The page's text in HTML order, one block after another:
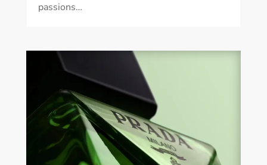
passions…